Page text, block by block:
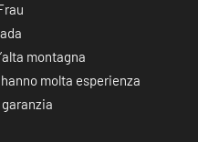
montagna
molta esperienza